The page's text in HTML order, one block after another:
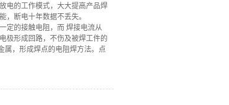
电的工作模式，大大提高产品焊
，断电十年数据不丢失。
定的接触电阻，而 焊接电流从
极形成回路，不伤及被焊工件的
，形成焊点的电阻焊方法。点